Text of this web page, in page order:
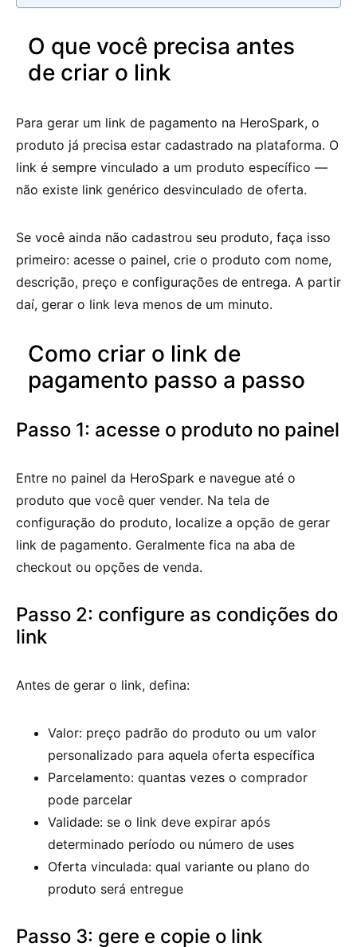
O que você precisa antes
de criar o link
Para gerar um link de pagamento na HeroSpark, o
produto já precisa estar cadastrado na plataforma. O
link é sempre vinculado a um produto específico —
não existe link genérico desvinculado de oferta.
Se você ainda não cadastrou seu produto, faça isso
primeiro: acesse o painel, crie o produto com nome,
descrição, preço e configurações de entrega. A partir
daí, gerar o link leva menos de um minuto.
Como criar o link de
pagamento passo a passo
Passo 1: acesse o produto no painel
Entre no painel da HeroSpark e navegue até o
produto que você quer vender. Na tela de
configuração do produto, localize a opção de gerar
link de pagamento. Geralmente fica na aba de
checkout ou opções de venda.
Passo 2: configure as condições do
link
Antes de gerar o link, defina:
Valor: preço padrão do produto ou um valor
personalizado para aquela oferta específica
Parcelamento: quantas vezes o comprador
pode parcelar
Validade: se o link deve expirar após
determinado período ou número de uses
Oferta vinculada: qual variante ou plano do
produto será entregue
Passo 3: gere e copie o link